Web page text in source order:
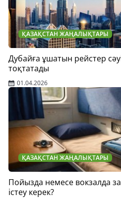
ҚАЗАҚСТАН ЖАҢАЛЫҚТАРЫ
Дубайға ұшатын рейстер
тоқтатады
01.04.2026
ҚАЗАҚСТАН ЖАҢАЛЫҚТАРЫ
Пойызда немесе вокзалда
істеу керек?